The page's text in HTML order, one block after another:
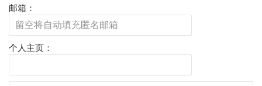
邮箱：
个人主页：